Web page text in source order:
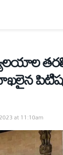
at 11:10am